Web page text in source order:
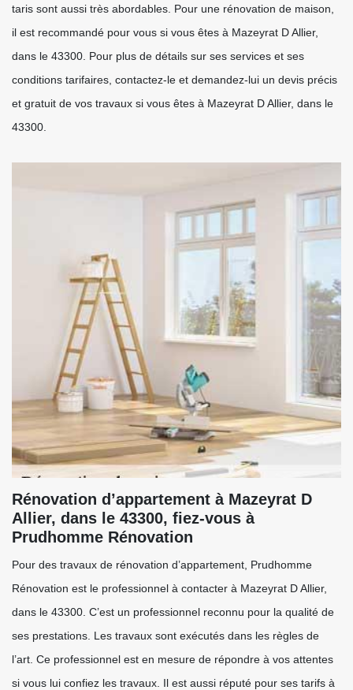
taris sont aussi très abordables. Pour une rénovation de maison,
il est recommandé pour vous si vous êtes à Mazeyrat D Allier,
dans le 43300. Pour plus de détails sur ses services et ses
conditions tarifaires, contactez-le et demandez-lui un devis précis
et gratuit de vos travaux si vous êtes à Mazeyrat D Allier, dans le
43300.
Rénovation d’appartement à Mazeyrat D
Allier, dans le 43300, fiez-vous à
Prudhomme Rénovation
Pour des travaux de rénovation d’appartement, Prudhomme
Rénovation est le professionnel à contacter à Mazeyrat D Allier,
dans le 43300. C’est un professionnel reconnu pour la qualité de
ses prestations. Les travaux sont exécutés dans les règles de
l’art. Ce professionnel est en mesure de répondre à vos attentes
si vous lui confiez les travaux. Il est aussi réputé pour ses tarifs à